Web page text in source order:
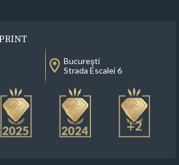
Bucureşti
Strada Escalei 6
+2